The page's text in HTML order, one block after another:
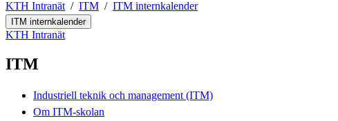
KTH Intranät ITM ITM internkalender
ITM internkalender
KTH Intranät
ITM
Industriell teknik och management (ITM)
Om ITM-skolan